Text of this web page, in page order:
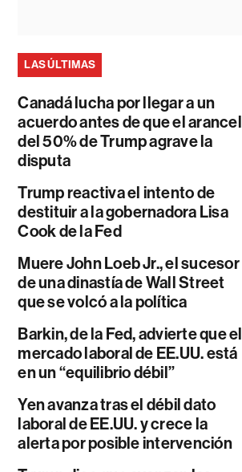
LAS ÚLTIMAS
Canadá lucha por llegar a un
acuerdo antes de que el arancel
del 50% de Trump agrave la
disputa
Trump reactiva el intento de
destituir a la gobernadora Lisa
Cook de la Fed
Muere John Loeb Jr., el sucesor
de una dinastía de Wall Street
que se volcó a la política
Barkin, de la Fed, advierte que el
mercado laboral de EE.UU. está
en un “equilibrio débil”
Yen avanza tras el débil dato
laboral de EE.UU. y crece la
alerta por posible intervención